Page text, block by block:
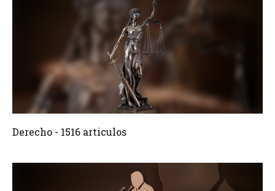
Crear 1516 Articulos
Derecho - 1516 articulos